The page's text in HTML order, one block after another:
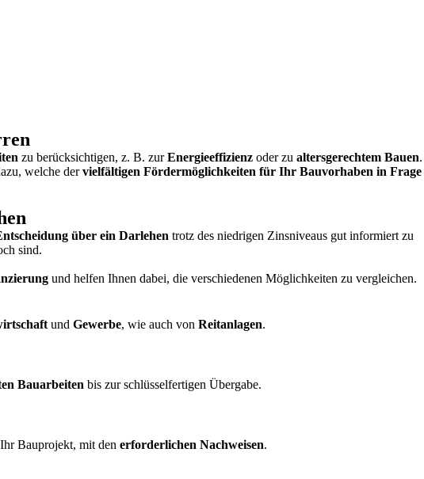
zu berücksichtigen, z. B. zurEnergieeffizienzoder zu altersgerechtem Bauen.
welche dervielfältigen Fördermöglichkeiten für Ihr Bauvorhaben in Frage
über ein Darlehen trotz des niedrigen Zinsniveaus gut informiert zu
sind.
und helfen Ihnen dabei, die verschiedenen Möglichkeiten zu vergleichen.
und Gewerbe, wie auch von Reitanlagen.
Bauarbeiten bis zur schlüsselfertigen Übergabe.
Bauprojekt, mit den erforderlichen Nachweisen.